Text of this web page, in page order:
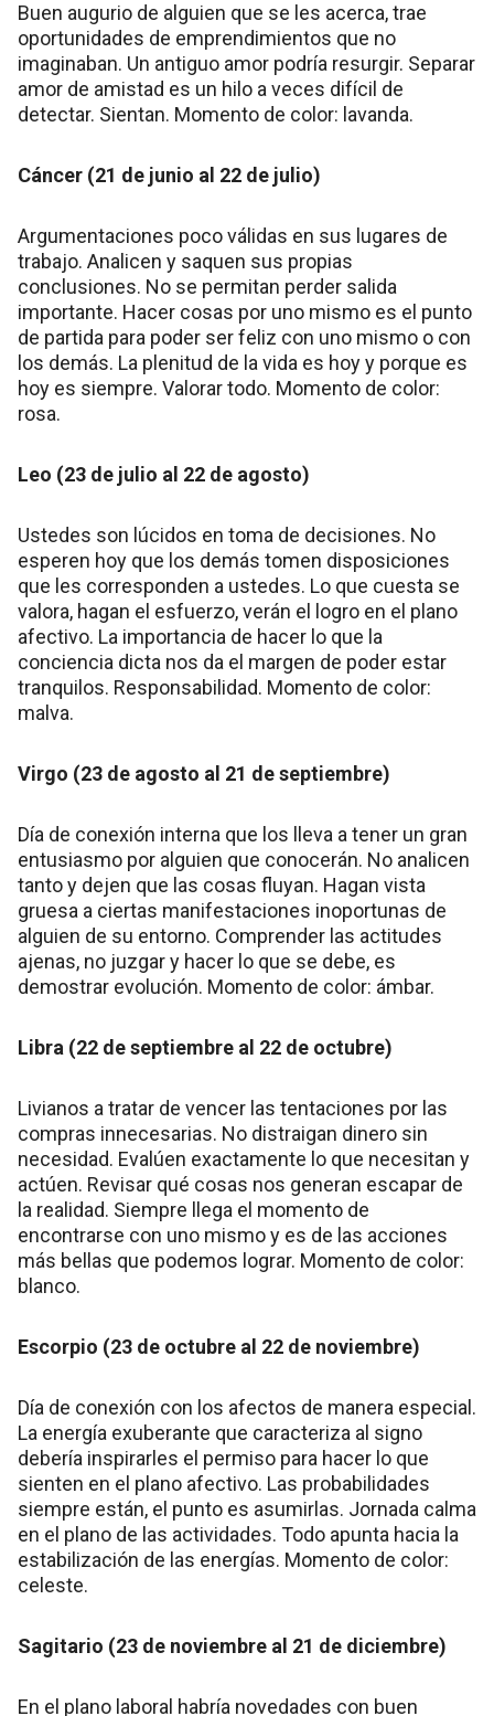
Buen augurio de alguien que se les acerca, trae
oportunidades de emprendimientos que no
imaginaban. Un antiguo amor podría resurgir. Separar
amor de amistad es un hilo a veces difícil de
detectar. Sientan. Momento de color: lavanda.
Cáncer (21 de junio al 22 de julio)
Argumentaciones poco válidas en sus lugares de
trabajo. Analicen y saquen sus propias
conclusiones. No se permitan perder salida
importante. Hacer cosas por uno mismo es el punto
de partida para poder ser feliz con uno mismo o con
los demás. La plenitud de la vida es hoy y porque es
hoy es siempre. Valorar todo. Momento de color:
rosa.
Leo (23 de julio al 22 de agosto)
Ustedes son lúcidos en toma de decisiones. No
esperen hoy que los demás tomen disposiciones
que les corresponden a ustedes. Lo que cuesta se
valora, hagan el esfuerzo, verán el logro en el plano
afectivo. La importancia de hacer lo que la
conciencia dicta nos da el margen de poder estar
tranquilos. Responsabilidad. Momento de color:
malva.
Virgo (23 de agosto al 21 de septiembre)
Día de conexión interna que los lleva a tener un gran
entusiasmo por alguien que conocerán. No analicen
tanto y dejen que las cosas fluyan. Hagan vista
gruesa a ciertas manifestaciones inoportunas de
alguien de su entorno. Comprender las actitudes
ajenas, no juzgar y hacer lo que se debe, es
demostrar evolución. Momento de color: ámbar.
Libra (22 de septiembre al 22 de octubre)
Livianos a tratar de vencer las tentaciones por las
compras innecesarias. No distraigan dinero sin
necesidad. Evalúen exactamente lo que necesitan y
actúen. Revisar qué cosas nos generan escapar de
la realidad. Siempre llega el momento de
encontrarse con uno mismo y es de las acciones
más bellas que podemos lograr. Momento de color:
blanco.
Escorpio (23 de octubre al 22 de noviembre)
Día de conexión con los afectos de manera especial.
La energía exuberante que caracteriza al signo
debería inspirarles el permiso para hacer lo que
sienten en el plano afectivo. Las probabilidades
siempre están, el punto es asumirlas. Jornada calma
en el plano de las actividades. Todo apunta hacia la
estabilización de las energías. Momento de color:
celeste.
Sagitario (23 de noviembre al 21 de diciembre)
En el plano laboral habría novedades con buen